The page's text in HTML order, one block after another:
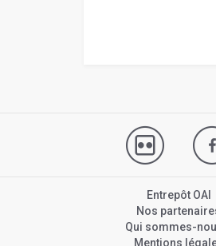
Entrepôt OAI
Nos
Qui sommes-
Mentions